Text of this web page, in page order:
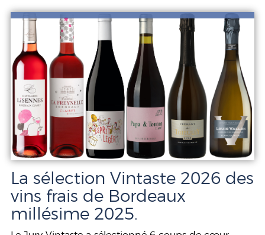
La sélection Vintaste 2026 des
vins frais de Bordeaux
millésime 2025.